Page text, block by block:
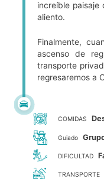
increíble paisaje
aliento.
Finalmente,
ascenso de
transporte
regresaremos a
COMIDAS
Guiado
DIFICULTAD
TRANSPORTE